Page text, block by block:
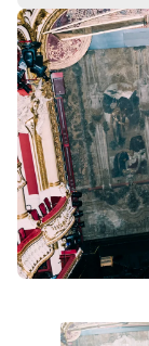
Vor der
Faust«-
So.
Vor der
Bildergalerie
überspringen